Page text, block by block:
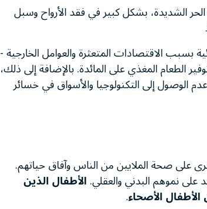
الشديدة، بشكل كبير في فقد الأرواح وسبل
بسبب الاقتصادات المتعثرة والعوامل الخارجية -
الطعام المغذي على المائدة. بالإضافة إلى ذلك،
ويتسبب عدم الوصول إلى التكنولوجيا والأسواق في خسائر
على صحة الملايين من الناس وآفاق حياتهم.
نموهم البدني والعقلي.الأطفال الذين
.